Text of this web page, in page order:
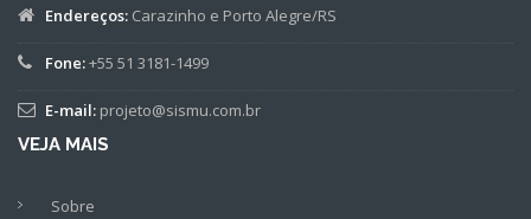
Endereços: Carazinho e Porto Alegre/RS
Fone:+55 51 3181-1499
E-mail: projeto@sismu.com.br
VEJA MAIS
Sobre